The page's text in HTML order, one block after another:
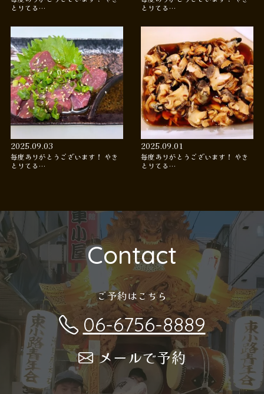
とりてる…
とりてる…
2025.09.03
毎度ありがとうございます！ やき
とりてる…
2025.09.01
毎度ありがとうございます！ やき
とりてる…
Contact
ご予約はこちら
06-6756-8889
メールで予約